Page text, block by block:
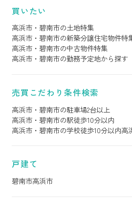
買いたい
高浜市・碧南市の土地特集
高浜市・碧南市の新築分譲住宅物件特
高浜市・碧南市の中古物件特集
高浜市・碧南市の勤務予定地から探す
売買こだわり条件検索
高浜市・碧南市の駐車場2台以上
高浜市・碧南市の駅徒歩10分以内
高浜市・碧南市の学校徒歩10分以内高
戸建て
碧南市高浜市